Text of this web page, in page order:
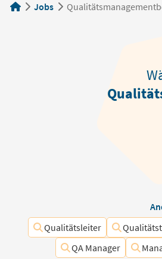
Jobs
Qualitätsleiter
QA Manager